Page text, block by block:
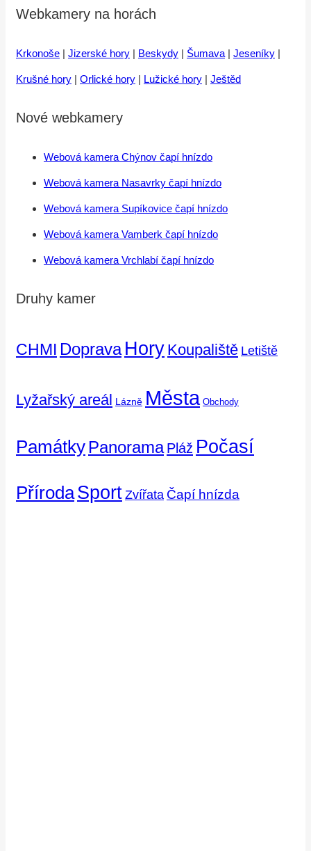
Webkamery na horách
Krkonoše | Jizerské hory | Beskydy | Šumava | Jeseníky |
Krušné hory | Orlické hory | Lužické hory | Ještěd
Nové webkamery
Webová kamera Chýnov čapí hnízdo
Webová kamera Nasavrky čapí hnízdo
Webová kamera Supíkovice čapí hnízdo
Webová kamera Vamberk čapí hnízdo
Webová kamera Vrchlabí čapí hnízdo
Druhy kamer
CHMI Doprava Hory Koupaliště Letiště
Lyžařský areál Lázně Města Obchody
Památky Panorama Pláž Počasí
PřírodaSport Zvířata Čapí hnízda